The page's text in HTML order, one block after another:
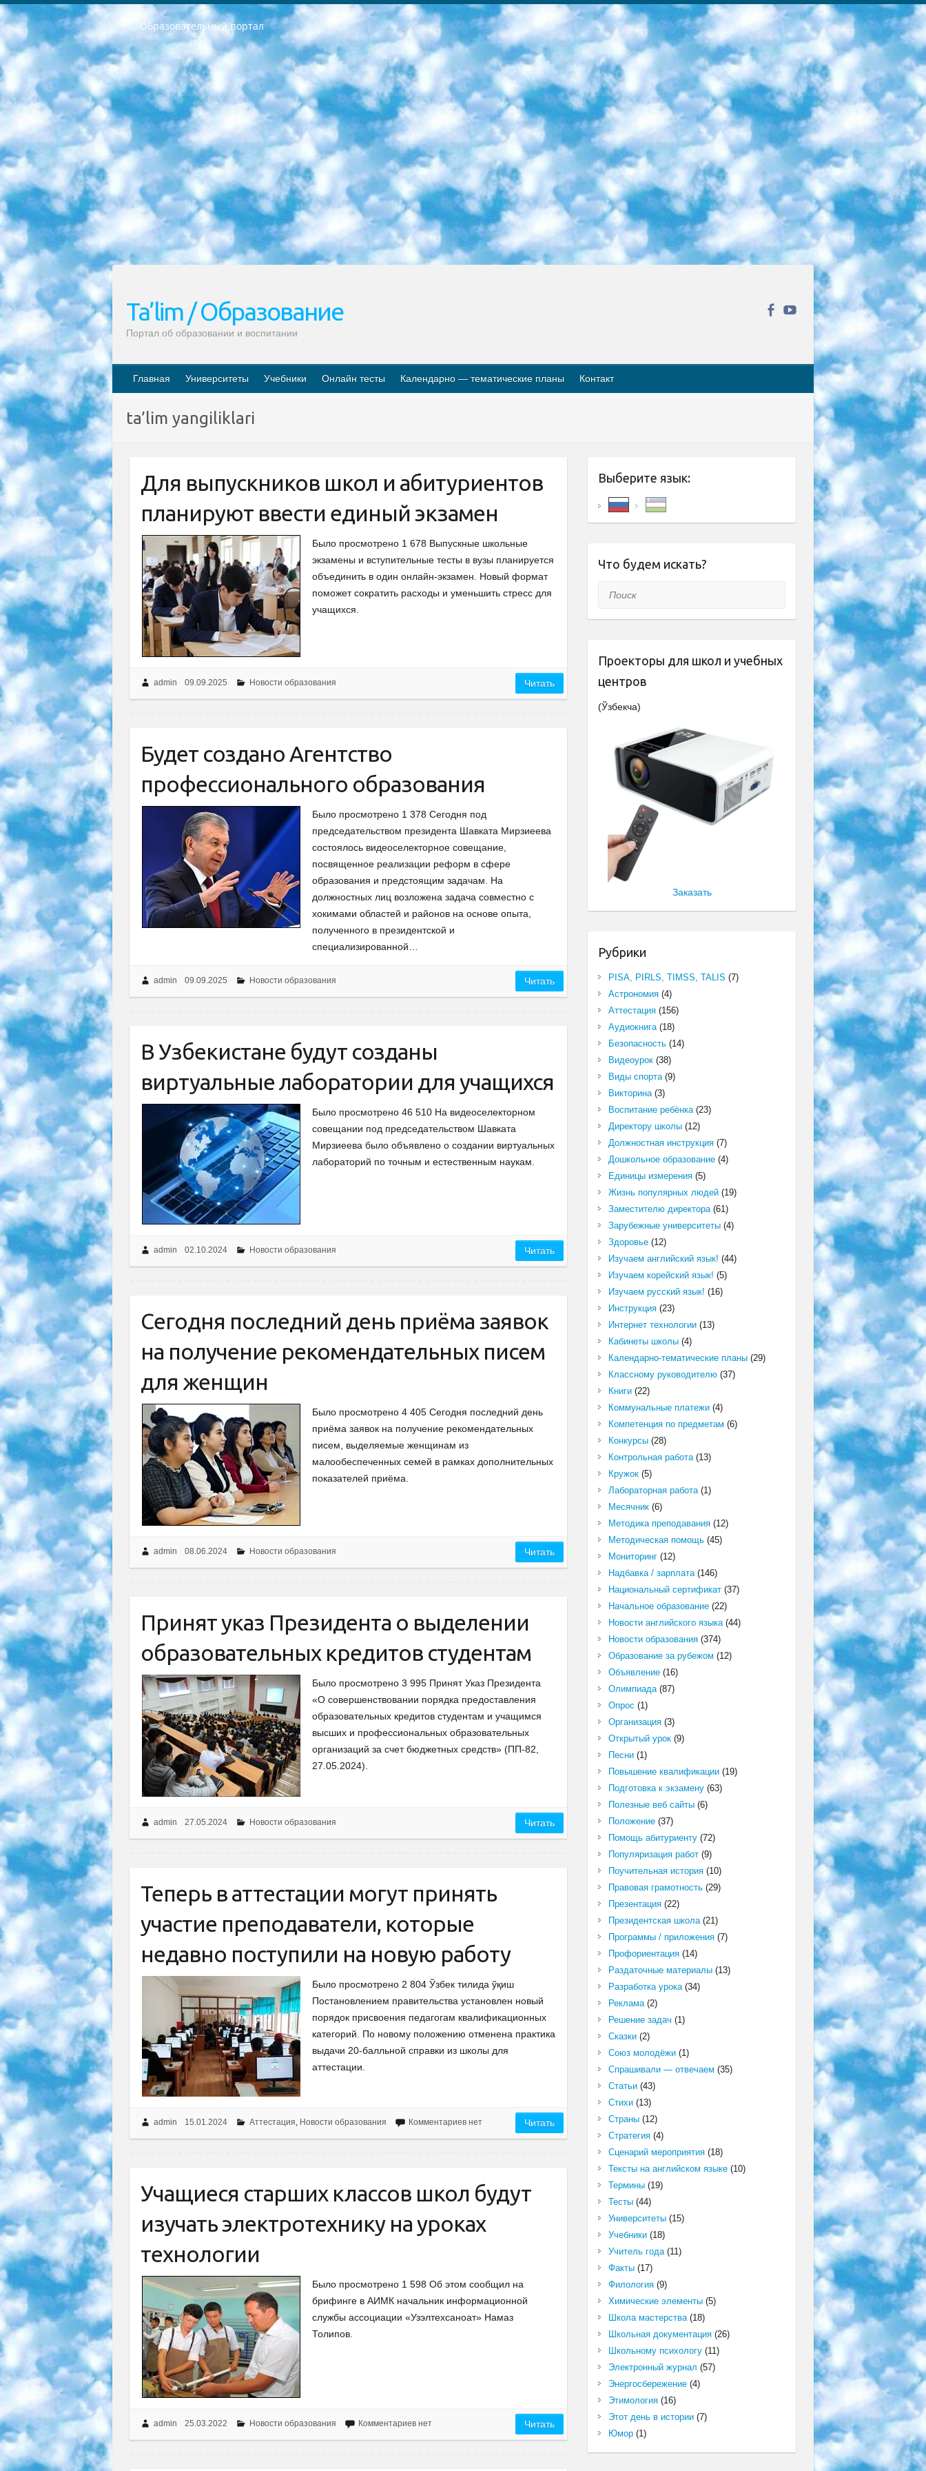
Образовательный портал
РЕСПУБЛИКА УЗБЕКИСТАН МИНИСТРЕРСТВО ДОШКОЛЬНОГО И ШКОЛЬНОГО ОБРАЗОВАНИЯ КОМАНДА в общеобразовательных учреждениях в 2023-2024 учебном году организация и проведение итоговой государственной аттестации обучающихся о Министра дошкольного и школьного образования Республики Узбекистан от 4 марта 2008 года (постановлением Минюста от 20 марта 2008 года № 1778 государственной регистрации) «Итоговое состояние учащихся общего среднего образования на основании положения об утверждении положения об аттестации общего среднего образования выпускной экзамен студентов в образовательных учреждениях в 2023-2024 учебном году В целях организации и прохождения аттестации приказываю: 1. Следующее: перечень предметов, по которым будет проводиться итоговая государственная аттестация и экзамен формы перевода согласно приложению 1; сертификаты международного образца, оценивающие уровень владения иностранными языками перечень согласно приложению 2; 2. Педагогический при специализированных образовательных учреждениях. научно-практический центр квалификации и международной оценки (Д.Давидова) 2024 г. До 25 марта: задания по предметам, по которым будет проводиться итоговая аттестация разработка и утверждение технических условий; итоговая аттестация на основании разработанного предметного задания разработка вопросов по предметам (устно и письменно), экзамен передача; общеобразовательные средние школы и специальные учебные заведения учащиеся выпускных классов школ и интернатов в агентской системе подготовка базы данных экзаменационных материалов и критериев оценки; перевод базы экзаменационных материалов на все языки обучения подать в Республиканский образовательный центр для изготовления; варианты экзаменов на основе разработанных контрольных материалов пусть будут поставлены задачи формирования. 3. Республиканский образовательный центр (Ш.Худайкулов) до 5 апреля 2024 года. до: база данных предоставленных экзаменационных материалов на все языки обучения перевод и экспертиза; для слепых, слабовидящих, глухих, слабослышащих и умственно отсталых детей учащиеся выпускных классов специализированных школ и школ-интернатов база данных экзаменационных материалов на всех преподаваемых языках подготовка критериев оценки; специализированные школы для умственно отсталых детей и технологии для учащихся выпускных классов школ-интернатов разработка соответствующих рекомендаций и критериев проведения ЕГЭ по естествознанию давать задания. 4. Педагогический при специализированных образовательных учреждениях. Научно-практический центр навыков и международной оценки (Д.Давидова), Республика образовательный центр (Худайкулов Ш.) итоговый государственный аттестационный экзамен ориентирован на творческое и логическое мышление при подготовке базы материалов учитывать введение заданий. 5. Следует отметить, что: сертификат государственного образца о знании общеобразовательного предмета и как минимум национальный уровень B1 по предметам на иностранных языках, указанным в Приложении 2. или международно признанный сертификат эквивалентного уровня студенты, изучающие определенный предмет, освобождаются от экзамена; по соответствующим предметам запланирована итоговая государственная аттестация за день до дня, путем жеребьевки Рабочей группой (в письменной форме по предметам, проводимым в форме) из числа сформированных вариантов выбрано 2 варианта; 2 выбранных варианта экзамена анонсированы на официальном сайте министерства и все выпускники по всей стране на основе этих вариантов проводит итоговую государственную аттестацию. 6. Государственное образование учащихся средних общеобразовательных учреждений. знания в соответствии с квалификационными требованиями, которые необходимо приобрести на основании стандартов итоговый (выпускной) контроль для 9 и 11 классов в целях тестирования Экзамены (далее – экзамены) состоят из предметов, перечисленных в приложении 1. будет сделано. 7. Экзамены пройдут с 26 мая по 15 июня 2024 г. (кроме науки физического воспитания). 8. Физическая для учащихся 9 классов общесредних образовательных учреждений. Экзамены по предмету «Образование, квалификация медицина» 1-6 мая 2024 года. сотрудники перевести под присмотр (с отклонениями в физическом или умственном развитии) специализированная школа для детей, школы-интернаты и со сколиозом школы-интернаты санаторного типа для больных детей исключены). 9. Он был слепым, слабовидящим и имел нарушения опорно-двигательного аппарата. экзамены в специализированных школах и интернатах для детей должны проводиться исходя из требований, предъявляемых к общеобразовательным учреждениям (физкультура кроме науки). 10. Специализированная школа для глухих и слабослышащих детей. и экзамены в интернатах и быть реализован в виде письменного теста по математике. 11. Специальность для умственно отсталых детей. Для 9 класса Родной язык и литературное письмо Государственный язык (язык обучения – узбекский). для неклассов) написано Математическое письмо Письменная/устная история Узбекистана Физическое воспитание практично Итоговый контроль Для 11 класса Написание родного языка и литературы (эссе) Математическое письмо Узбекский язык (обучение на узбекском языке) не посещающее общее среднее образование для учреждений)/Образовательное учреждение выбор письменный и устный Иностранный язык письменный/устный Письменная/устная история Узбекистана *По выбору студента:  Химия  Физика  Основы государственного права  География 10 бесплатных образовательных ресурсов - Мы составили подборку онлайн-проектов с интерактивными упражнениями, видеолекциями и статьями. Они помогут вам обрести новые и освежить старые знания бесплатно. 1. «ИНТУИТ» Старейшая образовательная площадка Рунета. Здесь вы найдёте сотни текстовых и видеокурсов на десятки различных тем — от программирования до психологии. Многие курсы подготовлены российскими университетами и крупными международными компаниями вроде Intel и Microsoft. Самостоятельное обучение бесплатное, но желающие могут оплатить услуги персональных наставников. 2. «Смартия» знакомит с актуальными профессиями и подсказывает, как им обучаться. Выбрав заинтересовавшую вас специальность — SMM-специалист, фотограф, веб-дизайнер или другую, — увидите список необходимых для неё умений. Чтобы вы могли освоить их самостоятельно, для каждого умения площадка отображает подборку ссылок на учебные материалы. Хотя «Смартия» ориентируется на русскоязычную аудиторию, часть контента всё же доступна только на английском. 3. «Лекторий Физтеха» Проект Московского физико-технического института (Физтеха). С его помощью вы можете смотреть онлайн серии лекций, записанные на видео в этом вузе. В числе доступных предметов — физика, биология, химия, информационные технологии и другие. К некоторым лекциям администрация ресурса прилагает готовые конспекты, которые можно скачивать в PDF-формате. 4. ITMOcourses Онлайн-площадка Санкт-Петербургского национального исследовательского университета информационных технологий, механики и оптики (ИТМО). Ресурс предоставляет свободный доступ к курсам, разработанным в этом вузе. Каталог материалов разбит на четыре категории: «Оптические системы и технологии», «Приборостроение и робототехника», «Информационные технологии» и «Биотехнологии». Курсы состоят из видеолекций, интерактивных демонстраций и заданий. 5. «КиберЛенинка» Электронная научная библиотека открытого доступа. Каталог площадки регулярно обрастает текстами статей из различных научных изданий. Сгруппированные по журналам и рубрикам публикации можно читать онлайн или скачивать целиком в PDF-формате. Проект нацелен на популяризацию науки за счёт открытого доступа к качественной информации. 6. «ПостНаука» На этом ресурсе публикуют подборки видеолекций, составленные экспертами из разных отраслей и объединённые общими темами. Среди них, к примеру, есть серии «Биоинформатика и геномика», «Культура средневековой Скандинавии» и Cinema Studies о теории кино. Каждая подборка лекций — логически связанная история, рассказанная экспертом от первого лица. Кроме того, на сайте появляются научно-образовательные статьи и тесты на разные темы. 7. «Newочём» Команда проекта «Newочём» отбирает самые интересные тексты из англоязычных СМИ и переводит те из них, за которые голосуют участники сообщества «ВКонтакте». По большей части это научно-популярные статьи. Редакторы придумывают лишь заголовки, в остальном содержание переводов соответствует оригиналам. Полные тексты можно читать прямо в социальной сети. 8. InternetUrok Онлайн-база материалов по основным дисциплинам школьной программы. Информация на сайте структурирована по классам, предметам и темам (урокам). Каждый урок состоит из видеолекций и конспектов. Есть также интерактивные тренажёры и тесты для закрепления пройденного материала. Даже если вы давно окончили школу, возможность повторить программу старших классов всегда может пригодиться. 9. Edutainme Ещё один ресурс об образовании. В отличие от Newtonew, как мне кажется, Edutainme больше ориентируется на представителей индустрии: педагогов, предпринимателей, разработчиков образовательных проектов. Но и любой, кто просто стремится к саморазвитию, найдёт на сайте много полезного и интересного для себя. Например, информацию о новых курсах и образовательных сервисах. 10. Newtonew Онлайн-медиа об образовании и обучении в широком смысле. Авторы Newtonew пишут об инструментах, заведениях, тактиках и стратегиях, которые помогают учить других и получать новые знания самостоятельно. На этой площадке вы найдёте новости, обзоры, аналитические мат
Ta’lim / Образование
Портал об образовании и воспитании
Главная Университеты Учебники Онлайн тесты Календарно — тематические планы Контакт
ta’lim yangiliklari
Для выпускников школ и абитуриентов
планируют ввести единый экзамен
Было просмотрено 1 678 Выпускные школьные
экзамены и вступительные тесты в вузы планируется
объединить в один онлайн-экзамен. Новый формат
поможет сократить расходы и уменьшить стресс для
учащихся.
admin 09.09.2025 Новости образования Читать
Будет создано Агентство
профессионального образования
Было просмотрено 1 378 Сегодня под
председательством президента Шавката Мирзиеева
состоялось видеоселекторное совещание,
посвященное реализации реформ в сфере
образования и предстоящим задачам. На
должностных лиц возложена задача совместно с
хокимами областей и районов на основе опыта,
полученного в президентской и
специализированной…
admin 09.09.2025 Новости образования Читать
В Узбекистане будут созданы
виртуальные лаборатории для учащихся
Было просмотрено 46 510 На видеоселекторном
совещании под председательством Шавката
Мирзиеева было объявлено о создании виртуальных
лабораторий по точным и естественным наукам.
admin 02.10.2024 Новости образования Читать
Сегодня последний день приёма заявок
на получение рекомендательных писем
для женщин
Было просмотрено 4 405 Сегодня последний день
приёма заявок на получение рекомендательных
писем, выделяемые женщинам из
малообеспеченных семей в рамках дополнительных
показателей приёма.
admin 08.06.2024 Новости образования Читать
Принят указ Президента о выделении
образовательных кредитов студентам
Было просмотрено 3 995 Принят Указ Президента
«О совершенствовании порядка предоставления
образовательных кредитов студентам и учащимся
высших и профессиональных образовательных
организаций за счет бюджетных средств» (ПП-82,
27.05.2024).
admin 27.05.2024 Новости образования Читать
Теперь в аттестации могут принять
участие преподаватели, которые
недавно поступили на новую работу
Было просмотрено 2 804 Ўзбек тилида ўқиш
Постановлением правительства установлен новый
порядок присвоения педагогам квалификационных
категорий. По новому положению отменена практика
выдачи 20-балльной справки из школы для
аттестации.
admin 15.01.2024 Аттестация, Новости образования Комментариев нет Читать
Учащиеся старших классов школ будут
изучать электротехнику на уроках
технологии
Было просмотрено 1 598 Об этом сообщил на
брифинге в АИМК начальник информационной
службы ассоциации «Узэлтехсаноат» Намаз
Толипов.
admin 25.03.2022 Новости образования Комментариев нет Читать
Выберите язык:
Что будем искать?
Поиск
Проекторы для школ и учебных
центров
(Ўзбекча)
Заказать
Рубрики
PISA, PIRLS, TIMSS, TALIS (7)
Астрономия(4)
Аттестация(156)
Аудиокнига(18)
Безопасность(14)
Видеоурок(38)
Виды спорта(9)
Викторина(3)
Воспитание ребёнка(23)
Директору школы(12)
Должностная инструкция(7)
Дошкольное образование(4)
Единицы измерения(5)
Жизнь популярных людей(19)
Заместителю директора(61)
Зарубежные университеты(4)
Здоровье(12)
Изучаем английский язык! (44)
Изучаем корейский язык! (5)
Изучаем русский язык! (16)
Инструкция(23)
Интернет технологии(13)
Кабинеты школы(4)
Календарно-тематические планы(29)
Классному руководителю(37)
Книги(22)
Коммунальные платежи(4)
Компетенция по предметам (6)
Конкурсы(28)
Контрольная работа(13)
Кружок(5)
Лабораторная работа(1)
Месячник(6)
Методика преподавания(12)
Методическая помощь(45)
Мониторинг(12)
Надбавка / зарплата(146)
Национальный сертификат(37)
Начальное образование(22)
Новости английского языка(44)
Новости образования(374)
Образование за рубежом (12)
Объявление(16)
Олимпиада(87)
Опрос (1)
Организация(3)
Открытый урок(9)
Песни(1)
Повышение квалификации(19)
Подготовка к экзамену(63)
Полезные веб сайты(6)
Положение(37)
Помощь абитуриенту(72)
Популяризация работ(9)
Поучительная история(10)
Правовая грамотность(29)
Презентация(22)
Президентская школа(21)
Программы / приложения(7)
Профориентация(14)
Раздаточные материалы(13)
Разработка урока(34)
Реклама(2)
Решение задач (1)
Сказки(2)
Союз молодёжи(1)
Спрашивали — отвечаем (35)
Статьи(43)
Стихи(13)
Страны(12)
Стратегия(4)
Сценарий мероприятия(18)
Тексты на английском языке(10)
Термины(19)
Тесты(44)
Университеты(15)
Учебники(18)
Учитель года(11)
Факты(17)
Филология(9)
Химические элементы(5)
Школа мастерства(18)
Школьная документация(26)
Школьному психологу(11)
Электронный журнал (57)
Энергосбережение(4)
Этимология(16)
Этот день в истории(7)
Юмор(1)